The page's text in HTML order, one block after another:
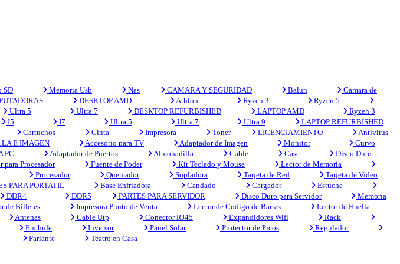
SD Memoria Usb Nas CAMARA Y SEGURIDAD Balun
Camara de
DESKTOP AMD Athlon Ryzen 3
Ryzen 5
Ultra 5 Ultra 7 DESKTOP REFURBISHED LAPTOP AMD
Ryzen 3
I5 I7 Ultra 5 Ultra 7 Ultra 9
LAPTOP REFURBISHED
Cartuchos Cinta Impresora Toner LICENCIAMIENTO
Antivirus
E IMAGEN Accesorio para TV Adaptador de Imagen Monitor
Curvo
PC Adaptador de Puertos Almohadilla Cable Case
Disco Duro
para Procesador Fuente de Poder Kit Teclado y Mouse
Lector de Memoria
Procesador Quemador Sopladora Tarjeta de Red
Tarjeta de Video
PARA PORTATIL Base Enfriadora Candado Cargador
Estuche
DDR4 DDR5 PARTES PARA SERVIDOR Disco Duro para Servidor
Memoria
de Billetes Impresora Punto de Venta Lector de Codigo de Barras
Lector de Huella
Antenas Cable Utp Conector RJ45 Expandidores Wifi
Rack
Enchufe Inversor Panel Solar Protector de Picos
Regulador
Parlante Teatro en Casa